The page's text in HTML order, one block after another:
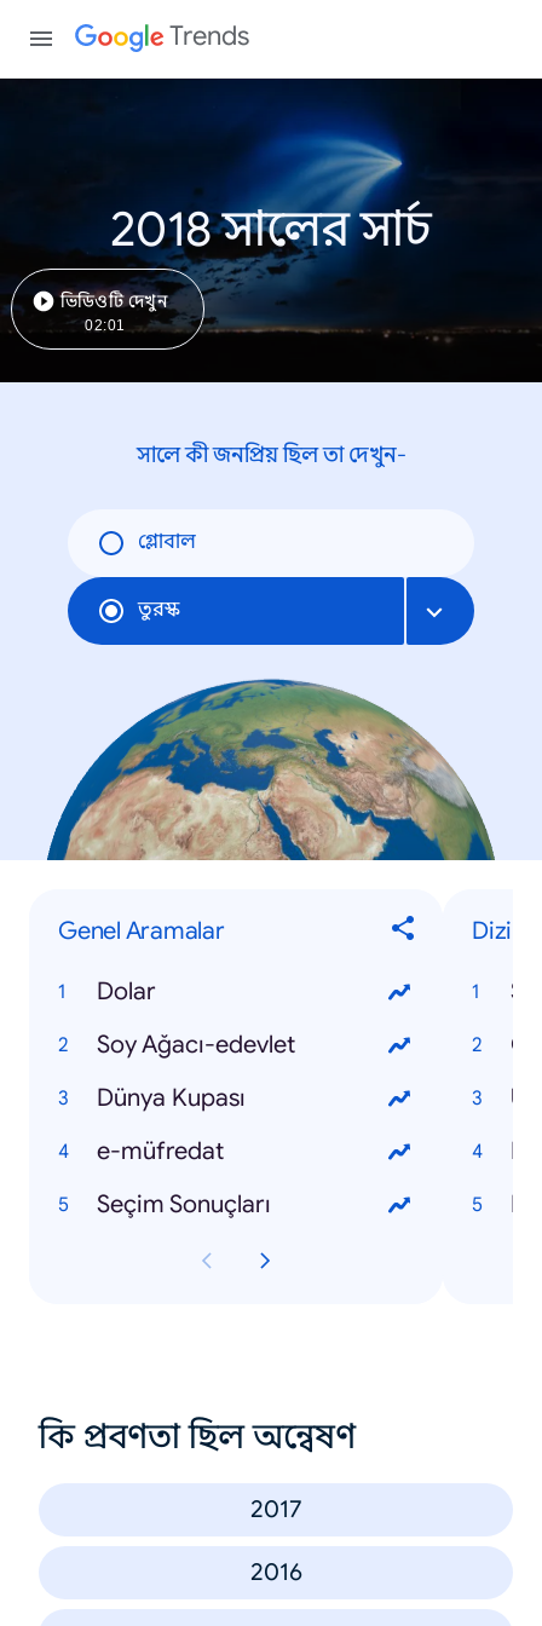
Trends
2018 সালের সার্চ
ভিডিওটি দেখুন
02:01
সালে কী জনপ্রিয় ছিল তা দেখুন-
গ্লোবাল
তুরস্ক
Genel Aramalar
Dolar
Soy Ağacı-edevlet
Dünya Kupası
e-müfredat
Seçim Sonuçları
Dizi
কি প্রবণতা ছিল অন্বেষণ
2017
2016